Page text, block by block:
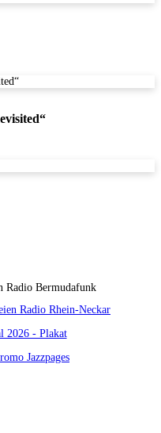
Radio Rhein-Neckar